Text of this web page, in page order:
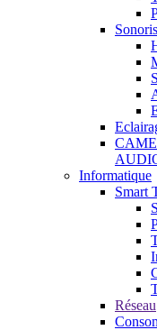
Informatique
Smart
Réseau